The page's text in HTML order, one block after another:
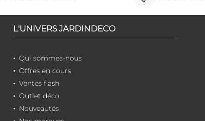
L'UNIVERS JARDINDECO
Qui sommes-nous
Offres en cours
Ventes flash
Outlet déco
Nouveautés